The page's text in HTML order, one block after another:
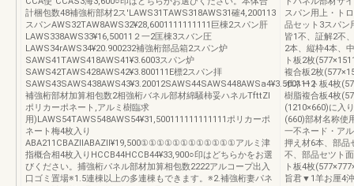
計梱包数48補強桁部材2ス′LAWS31TAWS318AWS31確4,200113
スパンAWS32TAW8AWS32¥28,6001111111111巨棟2スパン肝
LAWS338AWS33¥16,50011２一2匡棟3スバン圧
LAWS34rAWS34¥20.900232補強桁部品箱2スパン炉
SAWS41TAWS418AWS41¥3.6003スパン炉
SAWS42TAWS428AWS42¥3.800111E標2スパン拝
SAWS43SAWS438AWS43¥3.20012SAWS44SAWS448AWSa4¥3.5001112
補強桁部材加算相包数2相強桁バネル部材綿騒柿妥ハネルTfttZI
ポリカーポネート,アルミ樹臨求
用)LAWS54TAWS548AWS54¥31,500111111111111ポリカーポ
ネート梅4枚入り
ABA211CBAZllABAZll¥19,500①①①①①①①①①①①①アルミ津
指概合相4枚入りHCCB44HCCB44¥33,900○印はどちらかをお選
びください。捕強桁パネル部材加算相包数2222アルコープ出入
口ゴミ置場※1.5連棟以上の多連棟もできます。※2.補強桁妻パネ
スパン用上・ト
品セット3スパン
皆1不、証解2不
2本、縦枠4本、
ト板2枚
複合板2枚
ボネート板4枚
樹脂複合板4枚
(1210×660)に入
(660)部材名称使
一不ネード・ア
押え材6本、部品
不、部品セツト
ト板4枚
旨君▼1羊お厘4